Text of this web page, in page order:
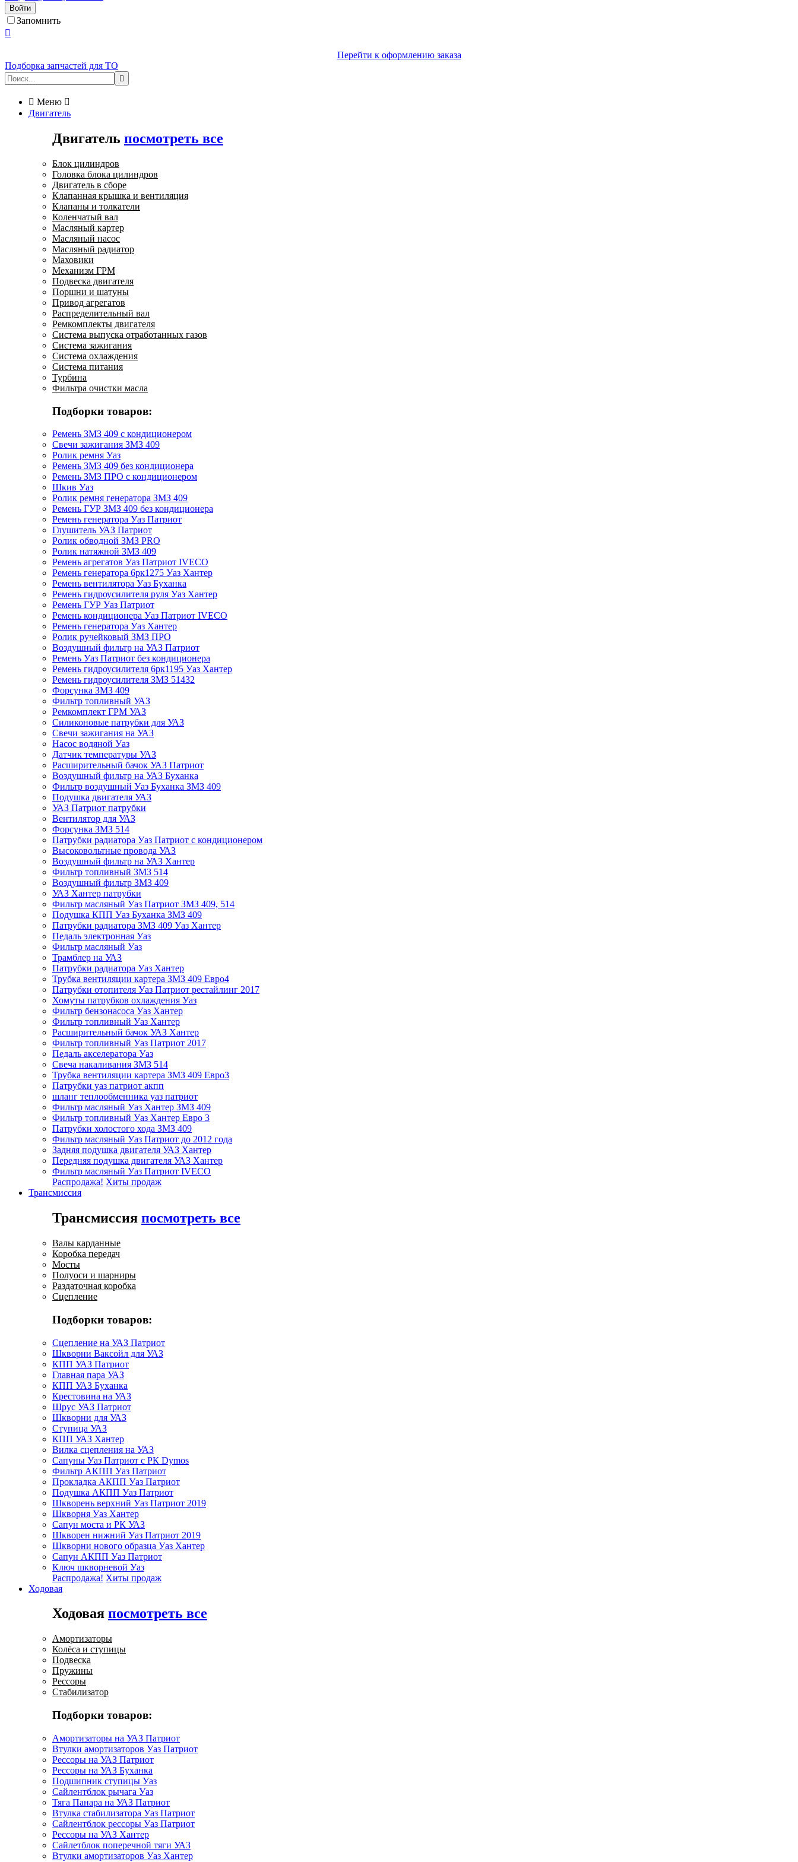
Войти
Запомнить

Перейти к оформлению заказа
Подборка запчастей для ТО

 Меню 
Двигатель
Двигатель посмотреть все
Блок цилиндров
Головка блока цилиндров
Двигатель в сборе
Клапанная крышка и вентиляция
Клапаны и толкатели
Коленчатый вал
Масляный картер
Масляный насос
Масляный радиатор
Маховики
Механизм ГРМ
Подвеска двигателя
Поршни и шатуны
Привод агрегатов
Распределительный вал
Ремкомплекты двигателя
Система выпуска отработанных газов
Система зажигания
Система охлаждения
Система питания
Турбина
Фильтра очистки масла
Подборки товаров:
Ремень ЗМЗ 409 с кондиционером
Свечи зажигания ЗМЗ 409
Ролик ремня Уаз
Ремень ЗМЗ 409 без кондиционера
Ремень ЗМЗ ПРО с кондиционером
Шкив Уаз
Ролик ремня генератора ЗМЗ 409
Ремень ГУР ЗМЗ 409 без кондиционера
Ремень генератора Уаз Патриот
Глушитель УАЗ Патриот
Ролик обводной ЗМЗ PRO
Ролик натяжной ЗМЗ 409
Ремень агрегатов Уаз Патриот IVECO
Ремень генератора 6рк1275 Уаз Хантер
Ремень вентилятора Уаз Буханка
Ремень гидроусилителя руля Уаз Хантер
Ремень ГУР Уаз Патриот
Ремень кондиционера Уаз Патриот IVECO
Ремень генератора Уаз Хантер
Ролик ручейковый ЗМЗ ПРО
Воздушный фильтр на УАЗ Патриот
Ремень Уаз Патриот без кондиционера
Ремень гидроусилителя 6рк1195 Уаз Хантер
Ремень гидроусилителя ЗМЗ 51432
Форсунка ЗМЗ 409
Фильтр топливный УАЗ
Ремкомплект ГРМ УАЗ
Силиконовые патрубки для УАЗ
Свечи зажигания на УАЗ
Насос водяной Уаз
Датчик температуры УАЗ
Расширительный бачок УАЗ Патриот
Воздушный фильтр на УАЗ Буханка
Фильтр воздушный Уаз Буханка ЗМЗ 409
Подушка двигателя УАЗ
УАЗ Патриот патрубки
Вентилятор для УАЗ
Форсунка ЗМЗ 514
Патрубки радиатора Уаз Патриот с кондиционером
Высоковольтные провода УАЗ
Воздушный фильтр на УАЗ Хантер
Фильтр топливный ЗМЗ 514
Воздушный фильтр ЗМЗ 409
УАЗ Хантер патрубки
Фильтр масляный Уаз Патриот ЗМЗ 409, 514
Подушка КПП Уаз Буханка ЗМЗ 409
Патрубки радиатора ЗМЗ 409 Уаз Хантер
Педаль электронная Уаз
Фильтр масляный Уаз
Трамблер на УАЗ
Патрубки радиатора Уаз Хантер
Трубка вентиляции картера ЗМЗ 409 Евро4
Патрубки отопителя Уаз Патриот рестайлинг 2017
Хомуты патрубков охлаждения Уаз
Фильтр бензонасоса Уаз Хантер
Фильтр топливный Уаз Хантер
Расширительный бачок УАЗ Хантер
Фильтр топливный Уаз Патриот 2017
Педаль акселератора Уаз
Свеча накаливания ЗМЗ 514
Трубка вентиляции картера ЗМЗ 409 Евро3
Патрубки уаз патриот акпп
шланг теплообменника уаз патриот
Фильтр масляный Уаз Хантер ЗМЗ 409
Фильтр топливный Уаз Хантер Евро 3
Патрубки холостого хода ЗМЗ 409
Фильтр масляный Уаз Патриот до 2012 года
Задняя подушка двигателя УАЗ Хантер
Передняя подушка двигателя УАЗ Хантер
Фильтр масляный Уаз Патриот IVECO
Распродажа! Хиты продаж
Трансмиссия
Трансмиссия посмотреть все
Валы карданные
Коробка передач
Мосты
Полуоси и шарниры
Раздаточная коробка
Сцепление
Подборки товаров:
Сцепление на УАЗ Патриот
Шкворни Ваксойл для УАЗ
КПП УАЗ Патриот
Главная пара УАЗ
КПП УАЗ Буханка
Крестовина на УАЗ
Шрус УАЗ Патриот
Шкворни для УАЗ
Ступица УАЗ
КПП УАЗ Хантер
Вилка сцепления на УАЗ
Сапуны Уаз Патриот с РК Dymos
Фильтр АКПП Уаз Патриот
Прокладка АКПП Уаз Патриот
Подушка АКПП Уаз Патриот
Шкворень верхний Уаз Патриот 2019
Шкворня Уаз Хантер
Сапун моста и РК УАЗ
Шкворен нижний Уаз Патриот 2019
Шкворни нового образца Уаз Хантер
Сапун АКПП Уаз Патриот
Ключ шкворневой Уаз
Распродажа! Хиты продаж
Ходовая
Ходовая посмотреть все
Амортизаторы
Колёса и ступицы
Подвеска
Пружины
Рессоры
Стабилизатор
Подборки товаров:
Амортизаторы на УАЗ Патриот
Втулки амортизаторов Уаз Патриот
Рессоры на УАЗ Патриот
Рессоры на УАЗ Буханка
Подшипник ступицы Уаз
Сайлентблок рычага Уаз
Тяга Панара на УАЗ Патриот
Втулка стабилизатора Уаз Патриот
Сайлентблок рессоры Уаз Патриот
Рессоры на УАЗ Хантер
Сайлетблок поперечной тяги УАЗ
Втулки амортизаторов Уаз Хантер